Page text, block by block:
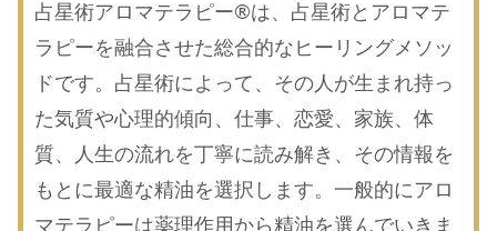
占星術アロマテラピー®は、占星術とアロマテ
ラピーを融合させた総合的なヒーリングメソッ
ドです。占星術によって、その人が生まれ持っ
た気質や心理的傾向、仕事、恋愛、家族、体
質、人生の流れを丁寧に読み解き、その情報を
もとに最適な精油を選択します。一般的にアロ
マテラピーは薬理作用から精油を選んでいきま